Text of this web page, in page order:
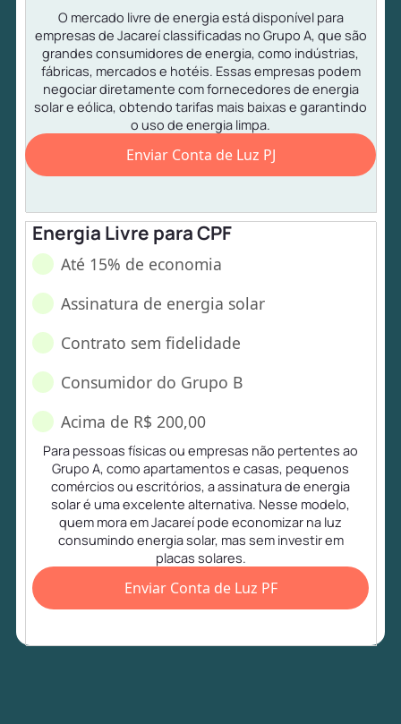
O mercado livre de energia está disponível para
empresas de Jacareí classificadas no Grupo A, que são
grandes consumidores de energia, como indústrias,
fábricas, mercados e hotéis. Essas empresas podem
negociar diretamente com fornecedores de energia
solar e eólica, obtendo tarifas mais baixas e garantindo
o uso de energia limpa.
Enviar Conta de Luz PJ
Energia Livre para CPF
Até 15% de economia
Assinatura de energia solar
Contrato sem fidelidade
Consumidor do Grupo B
Acima de R$ 200,00
Para pessoas físicas ou empresas não pertentes ao
Grupo A, como apartamentos e casas, pequenos
comércios ou escritórios, a assinatura de energia
solar é uma excelente alternativa. Nesse modelo,
quem mora em Jacareí pode economizar na luz
consumindo energia solar, mas sem investir em
placas solares.
Enviar Conta de Luz PF